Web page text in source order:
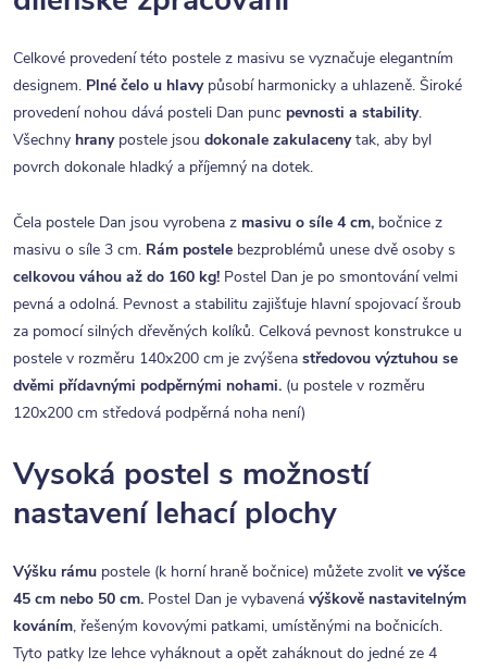
Celkové provedení této postele z masivu se vyznačuje elegantním
designem. Plné čelo u hlavypůsobí harmonicky a uhlazeně. Široké
provedení nohou dává posteli Dan punc pevnosti a stability.
Všechny hranypostele jsou dokonale zakulacenytak, aby byl
povrch dokonale hladký a příjemný na dotek.
Čela postele Dan jsou vyrobena z masivu o síle 4 cm, bočnice z
masivu o síle 3 cm. Rám postele bezproblémů unese dvě osoby s
celkovou váhou až do 160 kg! Postel Dan je po smontování velmi
pevná a odolná. Pevnost a stabilitu zajišťuje hlavní spojovací šroub
za pomocí silných dřevěných kolíků. Celková pevnost konstrukce u
postele v rozměru 140x200 cm je zvýšena středovou výztuhou se
dvěmi přídavnými podpěrnými nohami. (u postele v rozměru
120x200 cm středová podpěrná noha není)
Vysoká postel s možností
nastavení lehací plochy
Výšku rámu postele (k horní hraně bočnice) můžete zvolit ve výšce
45 cm nebo 50 cm. Postel Dan je vybavená výškově nastavitelným
kováním, řešeným kovovými patkami, umístěnými na bočnicích.
Tyto patky lze lehce vyháknout a opět zaháknout do jedné ze 4